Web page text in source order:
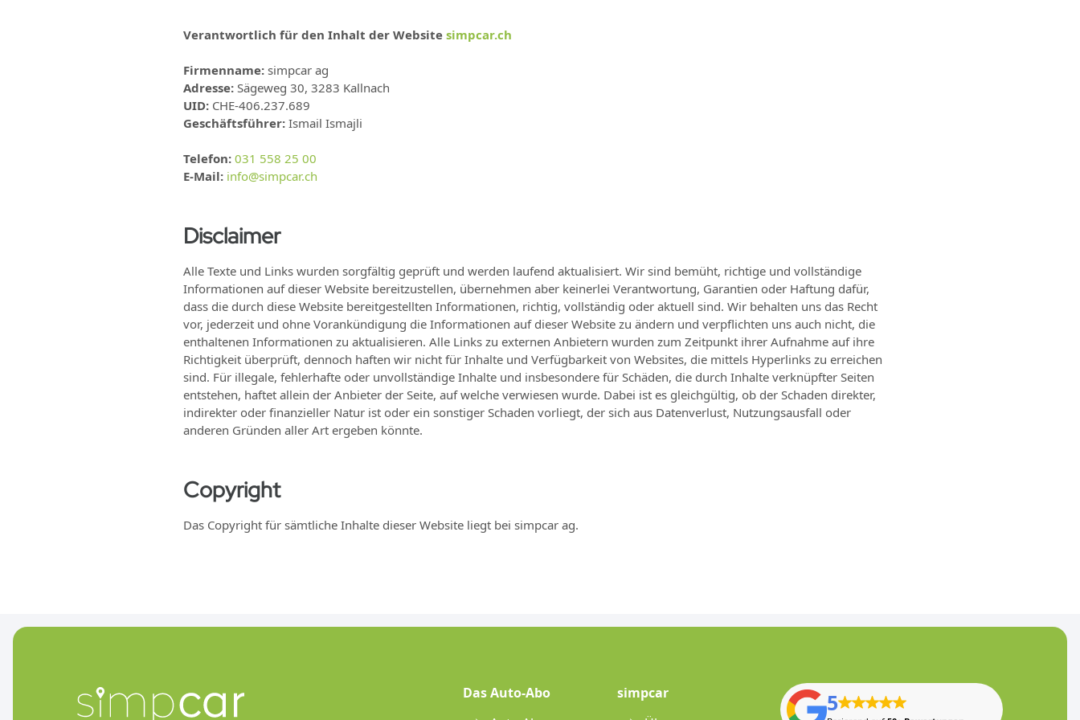
Verantwortlich für den Inhalt der Website simpcar.ch
Firmenname: simpcar ag
Adresse: Sägeweg 30, 3283 Kallnach
UID: CHE-406.237.689
Geschäftsführer: Ismail Ismajli
Telefon: 031 558 25 00
E-Mail: info@simpcar.ch
Disclaimer
Alle Texte und Links wurden sorgfältig geprüft und werden laufend aktualisiert. Wir sind bemüht, richtige und vollständige
Informationen auf dieser Website bereitzustellen, übernehmen aber keinerlei Verantwortung, Garantien oder Haftung dafür,
dass die durch diese Website bereitgestellten Informationen, richtig, vollständig oder aktuell sind. Wir behalten uns das Recht
vor, jederzeit und ohne Vorankündigung die Informationen auf dieser Website zu ändern und verpflichten uns auch nicht, die
enthaltenen Informationen zu aktualisieren. Alle Links zu externen Anbietern wurden zum Zeitpunkt ihrer Aufnahme auf ihre
Richtigkeit überprüft, dennoch haften wir nicht für Inhalte und Verfügbarkeit von Websites, die mittels Hyperlinks zu erreichen
sind. Für illegale, fehlerhafte oder unvollständige Inhalte und insbesondere für Schäden, die durch Inhalte verknüpfter Seiten
entstehen, haftet allein der Anbieter der Seite, auf welche verwiesen wurde. Dabei ist es gleichgültig, ob der Schaden direkter,
indirekter oder finanzieller Natur ist oder ein sonstiger Schaden vorliegt, der sich aus Datenverlust, Nutzungsausfall oder
anderen Gründen aller Art ergeben könnte.
Copyright
Das Copyright für sämtliche Inhalte dieser Website liegt bei simpcar ag.
Das Auto-Abo
simpcar
5